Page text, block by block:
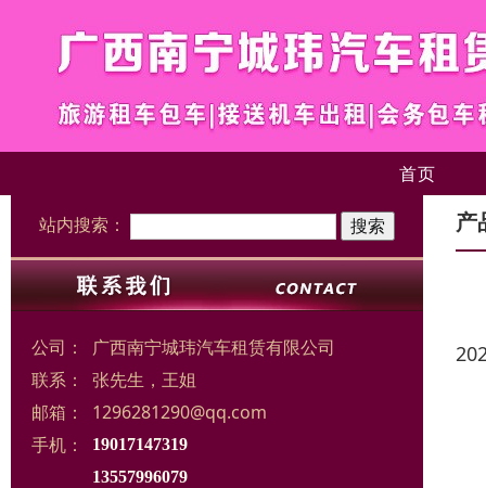
首页
站内搜索：
公司：
广西南宁城玮汽车租赁有限公司
联系：
张先生，王姐
邮箱：
1296281290@qq.com
手机：
19017147319
13557996079
产